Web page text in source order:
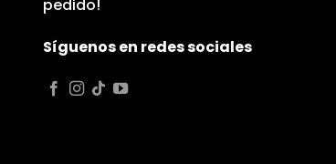
pedido!
Síguenos en redes sociales